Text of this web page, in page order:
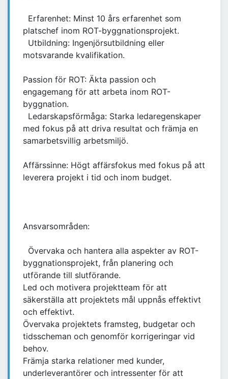
Erfarenhet: Minst 10 års erfarenhet som
platschef inom ROT-byggnationsprojekt.
Utbildning: Ingenjörsutbildning eller
motsvarande kvalifikation.
Passion för ROT: Äkta passion och
engagemang för att arbeta inom ROT-
byggnation.
Ledarskapsförmåga: Starka ledaregenskaper
med fokus på att driva resultat och främja en
samarbetsvillig arbetsmiljö.
Affärssinne: Högt affärsfokus med fokus på att
leverera projekt i tid och inom budget.
Ansvarsområden:
Övervaka och hantera alla aspekter av ROT-
byggnationsprojekt, från planering och
utförande till slutförande.
Led och motivera projektteam för att
säkerställa att projektets mål uppnås effektivt
och effektivt.
Övervaka projektets framsteg, budgetar och
tidsscheman och genomför korrigeringar vid
behov.
Främja starka relationer med kunder,
underleverantörer och intressenter för att